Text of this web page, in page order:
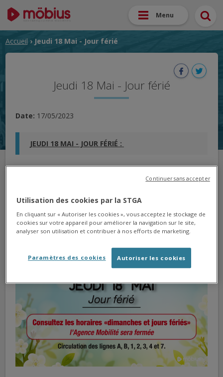
Menu
Accueil › Jeudi 18 Mai - Jour férié
Jeudi 18 Mai - Jour férié
Date: 17/05/2023
JEUDI 18 MAI - JOUR FÉRIÉ :
Les bus circulent en horaires "dimanche et jours
Le transport à la demande ne circule pas.
L'agence mobilité sera fermée.
Utilisation des cookies par la STGA
En cliquant sur « Autoriser les cookies », vous acceptez le stockage de
cookies sur votre appareil pour améliorer la navigation sur le site,
analyser son utilisation et contribuer à nos efforts de marketing.
Autoriser les cookies
Paramètres des cookies
Continuer sans accepter